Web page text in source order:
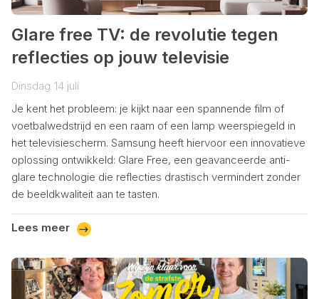
Glare free TV: de revolutie tegen
reflecties op jouw televisie
Dinsdag 14 juli
Je kent het probleem: je kijkt naar een spannende film of
voetbalwedstrijd en een raam of een lamp weerspiegeld in
het televisiescherm. Samsung heeft hiervoor een innovatieve
oplossing ontwikkeld: Glare Free, een geavanceerde anti-
glare technologie die reflecties drastisch vermindert zonder
de beeldkwaliteit aan te tasten.
Lees meer